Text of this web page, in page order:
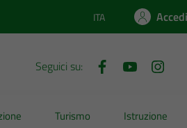
Lingua attiva:
ITA
Seguici su:
Turismo Istruzione